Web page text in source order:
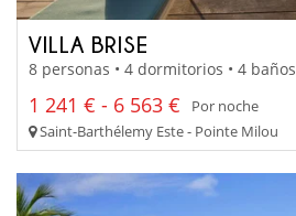
VILLA BRISE
8 personas • 4 dormitorios • 4 baños
1 241 € - 6 563 €
Por noche
Saint-Barthélemy Este - Pointe Milou